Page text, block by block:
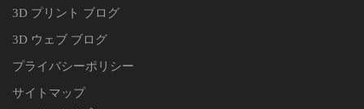
3D プリント ブログ
3D ウェブ ブログ
プライバシーポリシー
サイトマップ